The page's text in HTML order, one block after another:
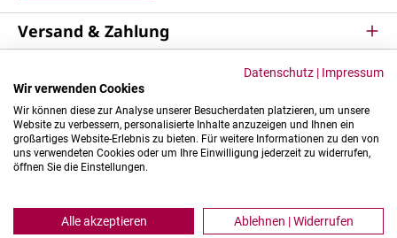
Versand & Zahlung
Kontakt & Mehr
Datenschutz | Impressum
Wir verwenden Cookies
Wir können diese zur Analyse unserer Besucherdaten platzieren, um unsere
Website zu verbessern, personalisierte Inhalte anzuzeigen und Ihnen ein
großartiges Website-Erlebnis zu bieten. Für weitere Informationen zu den von
uns verwendeten Cookies oder um Ihre Einwilligung jederzeit zu widerrufen,
öffnen Sie die Einstellungen.
Alle akzeptieren Ablehnen | Widerrufen